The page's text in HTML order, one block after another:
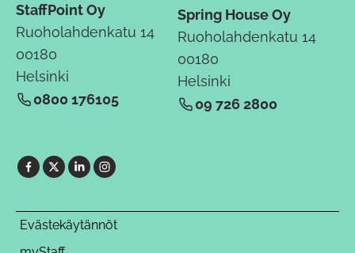
StaffPoint Oy
Ruoholahdenkatu 14
00180
Helsinki
0800 176105
Spring House Oy
Ruoholahdenkatu 14
00180
Helsinki
09 726 2800
Evästekäytännöt